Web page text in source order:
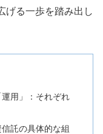
げる一歩を踏み出し
用」：それぞれ
託の具体的な組